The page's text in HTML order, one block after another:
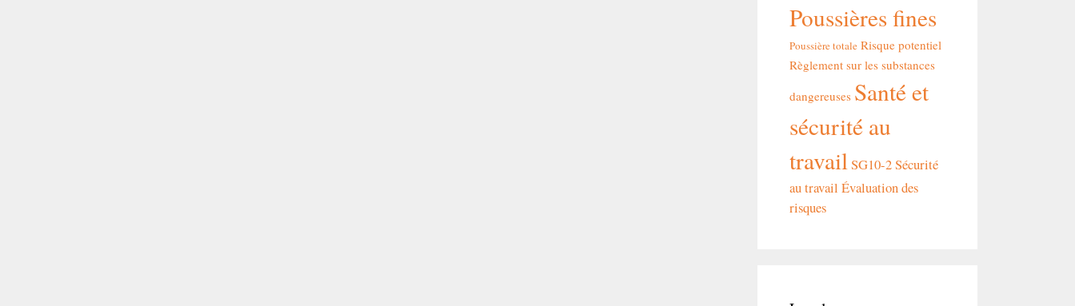
Poussières fines
Poussière totale Risque potentiel
Règlement sur les substances
dangereuses Santé et
sécurité au
travail SG10-2Sécurité
au travail Évaluation des
risques